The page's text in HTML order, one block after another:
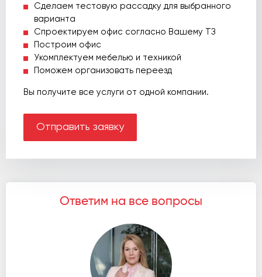
Сделаем тестовую рассадку для выбранного
варианта
Спроектируем офис согласно Вашему ТЗ
Построим офис
Укомплектуем мебелью и техникой
Поможем организовать переезд
Вы получите все услуги от одной компании.
Отправить заявку
Ответим на все вопросы